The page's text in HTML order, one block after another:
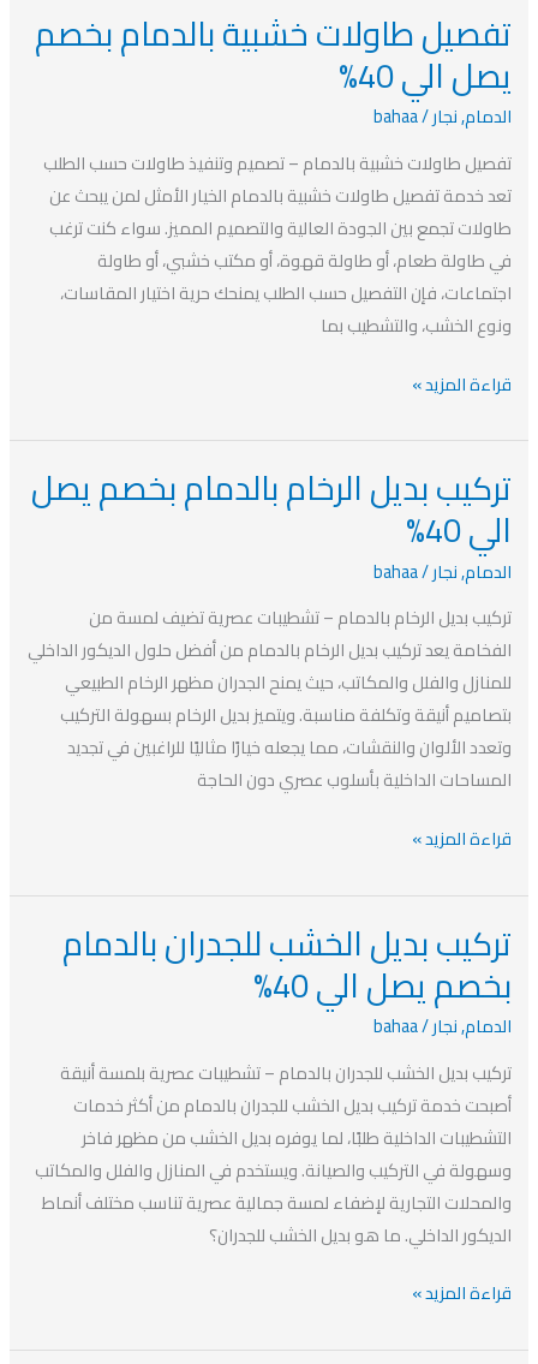
تفصيل طاولات خشبية بالدمام بخصم
يصل الي 40%
الدمام,نجار/
bahaa
تفصيل طاولات خشبية بالدمام – تصميم وتنفيذ طاولات حسب الطلب
تعد خدمة تفصيل طاولات خشبية بالدمام الخيار الأمثل لمن يبحث عن
طاولات تجمع بين الجودة العالية والتصميم المميز. سواء كنت ترغب
في طاولة طعام، أو طاولة قهوة، أو مكتب خشبي، أو طاولة
اجتماعات، فإن التفصيل حسب الطلب يمنحك حرية اختيار المقاسات،
ونوع الخشب، والتشطيب بما
تفصيل
طاولات
خشبية
بالدمام
بخصم
يصل
الي
40%
قراءة المزيد »
تركيب بديل الرخام بالدمام بخصم يصل
الي 40%
الدمام,نجار/
bahaa
تركيب بديل الرخام بالدمام – تشطيبات عصرية تضيف لمسة من
الفخامة يعد تركيب بديل الرخام بالدمام من أفضل حلول الديكور الداخلي
للمنازل والفلل والمكاتب، حيث يمنح الجدران مظهر الرخام الطبيعي
بتصاميم أنيقة وتكلفة مناسبة. ويتميز بديل الرخام بسهولة التركيب
وتعدد الألوان والنقشات، مما يجعله خيارًا مثاليًا للراغبين في تجديد
المساحات الداخلية بأسلوب عصري دون الحاجة
تركيب
بديل
الرخام
بالدمام
بخصم
يصل
الي
40%
قراءة المزيد »
تركيب بديل الخشب للجدران بالدمام
بخصم يصل الي 40%
الدمام,نجار/
bahaa
تركيب بديل الخشب للجدران بالدمام – تشطيبات عصرية بلمسة أنيقة
أصبحت خدمة تركيب بديل الخشب للجدران بالدمام من أكثر خدمات
التشطيبات الداخلية طلبًا، لما يوفره بديل الخشب من مظهر فاخر
وسهولة في التركيب والصيانة. ويستخدم في المنازل والفلل والمكاتب
والمحلات التجارية لإضفاء لمسة جمالية عصرية تناسب مختلف أنماط
الديكور الداخلي. ما هو بديل الخشب للجدران؟
تركيب
بديل
الخشب
للجدران
بالدمام
بخصم
يصل
الي
40%
قراءة المزيد »